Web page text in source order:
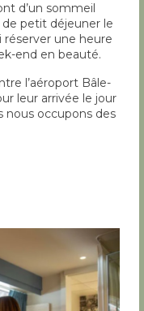
d’un sommeil
de petit déjeuner le
une heure
end en beauté.
l’aéroport Bâle-
leur arrivée le jour
nous occupons des